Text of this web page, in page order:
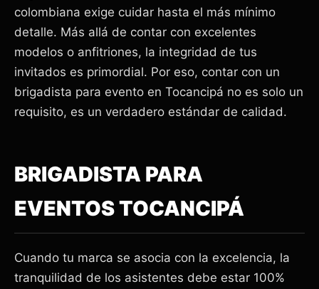
colombiana exige cuidar hasta el más mínimo
detalle. Más allá de contar con excelentes
modelos o anfitriones, la integridad de tus
invitados es primordial. Por eso, contar con un
brigadista para evento en Tocancipá no es solo un
requisito, es un verdadero estándar de calidad.
BRIGADISTA PARA
EVENTOS TOCANCIPÁ
Cuando tu marca se asocia con la excelencia, la
tranquilidad de los asistentes debe estar 100%